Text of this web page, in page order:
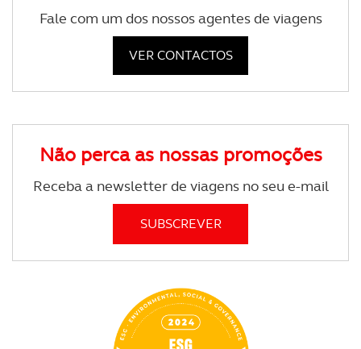
Fale com um dos nossos agentes de viagens
VER CONTACTOS
Não perca as nossas promoções
Receba a newsletter de viagens no seu e-mail